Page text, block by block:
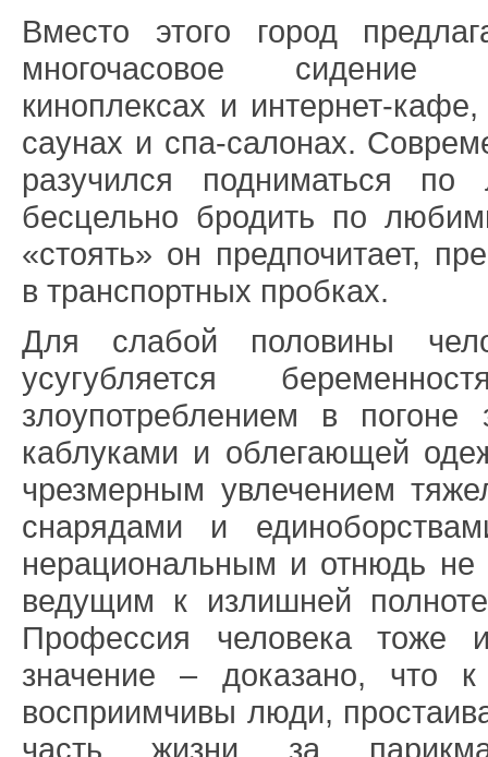
Вместо этого город
многочасовое сидение
киноплексах и интернет-
саунах и спа-салонах.
разучился подниматься по
бесцельно бродить по
«стоять» он предпочитает,
в транспортных пробках.
Для слабой половины
усугубляется
злоупотреблением в
каблуками и облегающей
чрезмерным увлечением
снарядами и
нерациональным и отнюдь не
ведущим к излишней
Профессия человека тоже
значение – доказано, что к
восприимчивы люди,
часть жизни за